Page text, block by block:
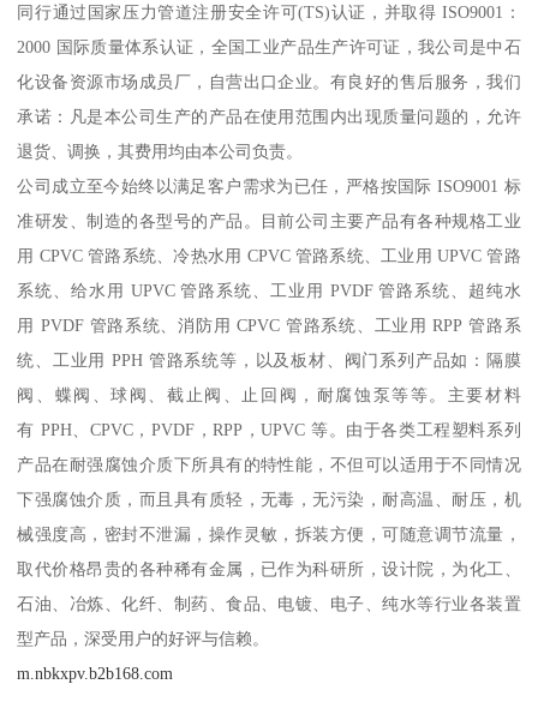
同行通过国家压力管道注册安全许可(TS)认证，并取得 ISO9001：
2000 国际质量体系认证，全国工业产品生产许可证，我公司是中石
化设备资源市场成员厂，自营出口企业。有良好的售后服务，我们
承诺：凡是本公司生产的产品在使用范围内出现质量问题的，允许
退货、调换，其费用均由本公司负责。
公司成立至今始终以满足客户需求为已任，严格按国际 ISO9001 标
准研发、制造的各型号的产品。目前公司主要产品有各种规格工业
用 CPVC 管路系统、冷热水用 CPVC 管路系统、工业用 UPVC 管路
系统、给水用 UPVC 管路系统、工业用 PVDF 管路系统、超纯水
用 PVDF 管路系统、消防用 CPVC 管路系统、工业用 RPP 管路系
统、工业用 PPH 管路系统等，以及板材、阀门系列产品如：隔膜
阀、蝶阀、球阀、截止阀、止回阀，耐腐蚀泵等等。主要材料
有 PPH、CPVC，PVDF，RPP，UPVC 等。由于各类工程塑料系列
产品在耐强腐蚀介质下所具有的特性能，不但可以适用于不同情况
下强腐蚀介质，而且具有质轻，无毒，无污染，耐高温、耐压，机
械强度高，密封不泄漏，操作灵敏，拆装方便，可随意调节流量，
取代价格昂贵的各种稀有金属，已作为科研所，设计院，为化工、
石油、冶炼、化纤、制药、食品、电镀、电子、纯水等行业各装置
型产品，深受用户的好评与信赖。
m.nbkxpv.b2b168.com